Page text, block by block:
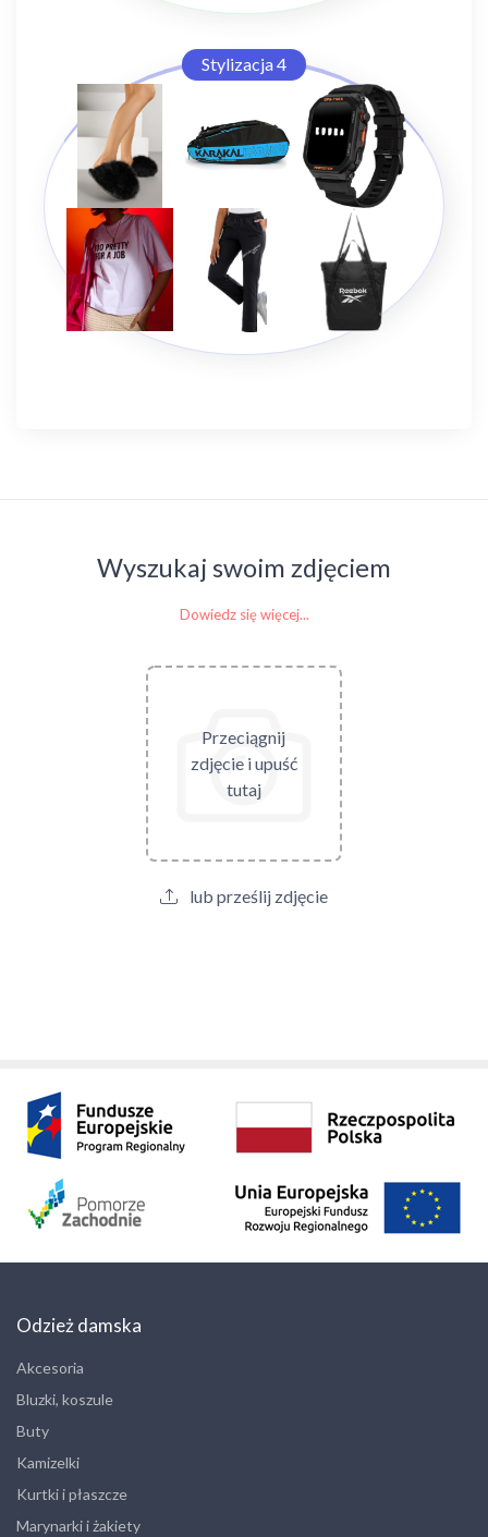
Stylizacja 4
Wyszukaj swoim zdjęciem
Dowiedz się więcej...
Przeciągnij
zdjęcie i upuść
tutaj
lub prześlij zdjęcie
Odzież damska
Akcesoria
Bluzki, koszule
Buty
Kamizelki
Kurtki i płaszcze
Marynarki i żakiety